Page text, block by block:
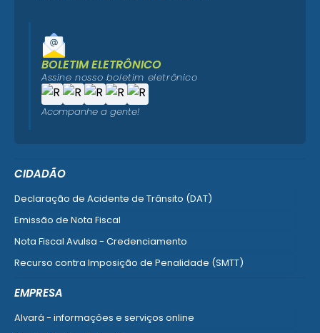
CIDADÃO
Declaração de Acidente de Trânsito (DAT)
Emissão de Nota Fiscal
Nota Fiscal Avulsa - Credenciamento
Recurso contra Imposição de Penalidade (SMTT)
EMPRESA
Alvará - informações e serviços online
BOLETIM ELETRÔNICO
Assine nosso boletim eletrônico
Acompanhe a gente!